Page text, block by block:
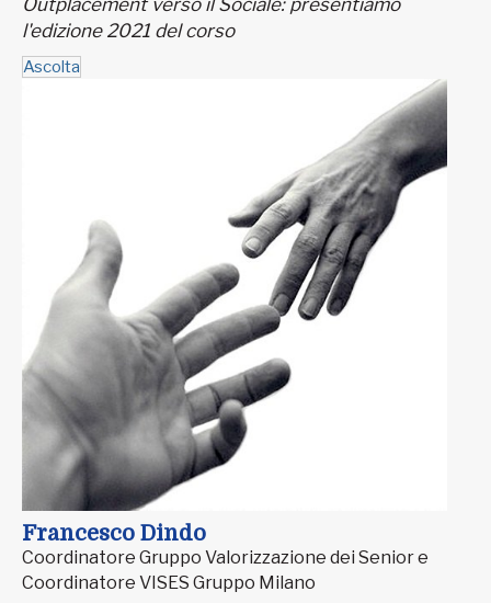
Outplacement verso il Sociale: presentiamo
l'edizione 2021 del corso
Ascolta
Francesco Dindo
Coordinatore Gruppo Valorizzazione dei Senior e
Coordinatore VISES Gruppo Milano